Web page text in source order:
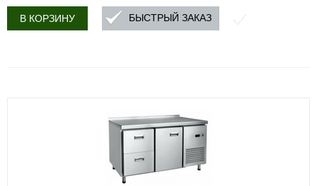
В КОРЗИНУ БЫСТРЫЙ ЗАКАЗ